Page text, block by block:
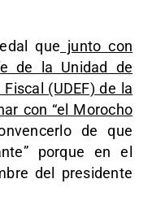
que junto con
de la Unidad de
(UDEF) de la
con “el Morocho
de que
porque en el
del presidente